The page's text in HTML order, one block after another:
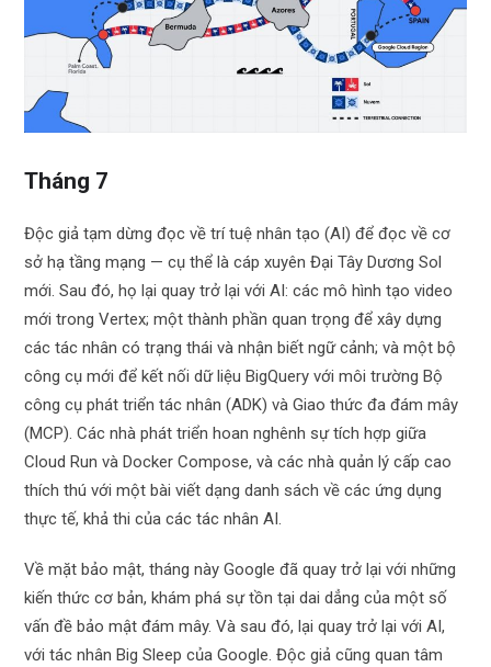
Tháng 7
Độc giả tạm dừng đọc về trí tuệ nhân tạo (AI) để đọc về cơ
sở hạ tầng mạng — cụ thể là cáp xuyên Đại Tây Dương Sol
mới. Sau đó, họ lại quay trở lại với AI: các mô hình tạo video
mới trong Vertex; một thành phần quan trọng để xây dựng
các tác nhân có trạng thái và nhận biết ngữ cảnh; và một bộ
công cụ mới để kết nối dữ liệu BigQuery với môi trường Bộ
công cụ phát triển tác nhân (ADK) và Giao thức đa đám mây
(MCP). Các nhà phát triển hoan nghênh sự tích hợp giữa
Cloud Run và Docker Compose, và các nhà quản lý cấp cao
thích thú với một bài viết dạng danh sách về các ứng dụng
thực tế, khả thi của các tác nhân AI.
Về mặt bảo mật, tháng này Google đã quay trở lại với những
kiến ​​thức cơ bản, khám phá sự tồn tại dai dẳng của một số
vấn đề bảo mật đám mây. Và sau đó, lại quay trở lại với AI,
với tác nhân Big Sleep của Google. Độc giả cũng quan tâm